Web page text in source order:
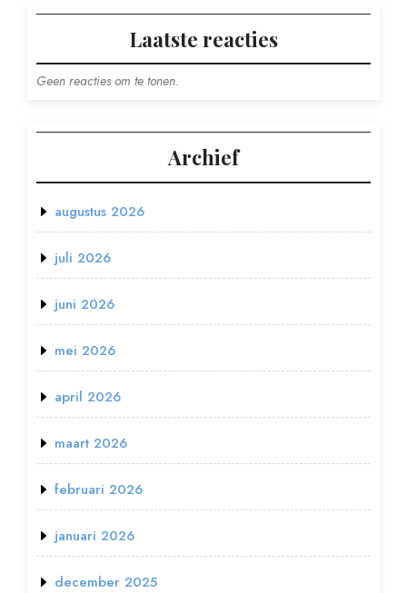
Laatste reacties
Geen reacties om te tonen.
Archief
augustus 2026
juli 2026
juni 2026
mei 2026
april 2026
maart 2026
februari 2026
januari 2026
december 2025